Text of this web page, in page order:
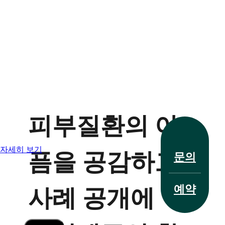
피부질환의 아
픔을 공감하고
사례 공개에
자세히 보기
문의
예약
전화 문의
치료 사례